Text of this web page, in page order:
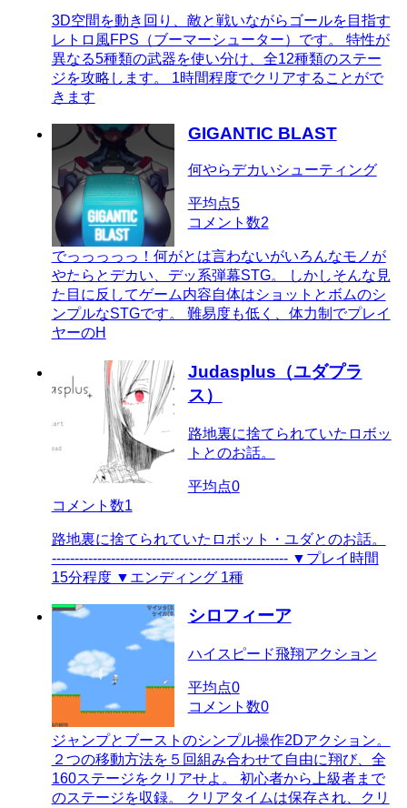
3D空間を動き回り、敵と戦いながらゴールを目指す
レトロ風FPS（ブーマーシューター）です。 特性が
異なる5種類の武器を使い分け、全12種類のステー
ジを攻略します。 1時間程度でクリアすることがで
きます
GIGANTIC BLAST
何やらデカいシューティング
平均点5
コメント数2
でっっっっっ！何がとは言わないがいろんなモノが
やたらとデカい、デッ系弾幕STG。 しかしそんな見
た目に反してゲーム内容自体はショットとボムのシ
ンプルなSTGです。 難易度も低く、体力制でプレイ
ヤーのH
Judasplus（ユダプラ
ス）
路地裏に捨てられていたロボッ
トとのお話。
平均点0
コメント数1
路地裏に捨てられていたロボット・ユダとのお話。
---------------------------------------------------- ▼プレイ時間
15分程度 ▼エンディング 1種
シロフィーア
ハイスピード飛翔アクション
平均点0
コメント数0
ジャンプとブーストのシンプル操作2Dアクション。
２つの移動方法を５回組み合わせて自由に翔び、全
160ステージをクリアせよ。 初心者から上級者まで
のステージを収録。 クリアタイムは保存され、クリ